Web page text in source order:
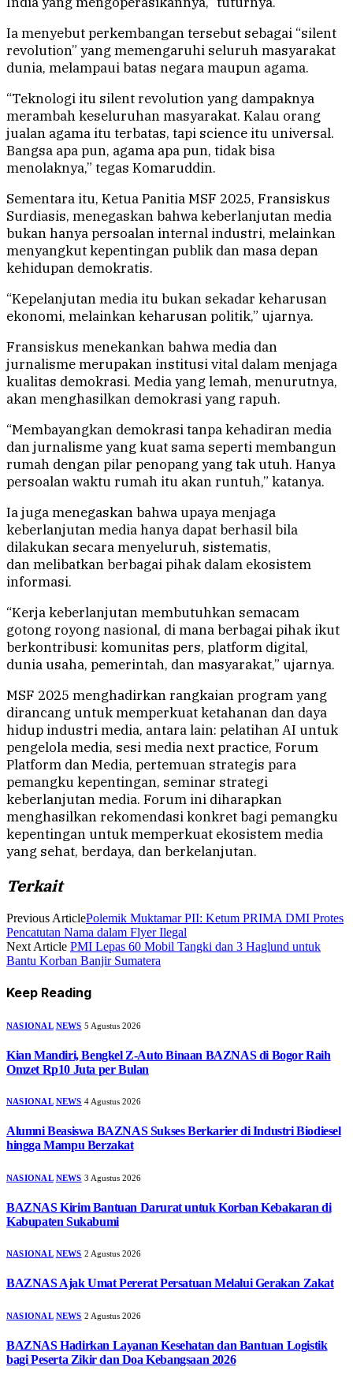
Ia menyebut perkembangan tersebut sebagai “silent
revolution” yang memengaruhi seluruh masyarakat
dunia, melampaui batas negara maupun agama.
“Teknologi itu silent revolution yang dampaknya
merambah keseluruhan masyarakat. Kalau orang
jualan agama itu terbatas, tapi science itu universal.
Bangsa apa pun, agama apa pun, tidak bisa
menolaknya,” tegas Komaruddin.
Sementara itu, Ketua Panitia MSF 2025, Fransiskus
Surdiasis, menegaskan bahwa keberlanjutan media
bukan hanya persoalan internal industri, melainkan
menyangkut kepentingan publik dan masa depan
kehidupan demokratis.
“Kepelanjutan media itu bukan sekadar keharusan
ekonomi, melainkan keharusan politik,” ujarnya.
Fransiskus menekankan bahwa media dan
jurnalisme merupakan institusi vital dalam menjaga
kualitas demokrasi. Media yang lemah, menurutnya,
akan menghasilkan demokrasi yang rapuh.
“Membayangkan demokrasi tanpa kehadiran media
dan jurnalisme yang kuat sama seperti membangun
rumah dengan pilar penopang yang tak utuh. Hanya
persoalan waktu rumah itu akan runtuh,” katanya.
Ia juga menegaskan bahwa upaya menjaga
keberlanjutan media hanya dapat berhasil bila
dilakukan secara menyeluruh, sistematis,
dan melibatkan berbagai pihak dalam ekosistem
informasi.
“Kerja keberlanjutan membutuhkan semacam
gotong royong nasional, di mana berbagai pihak ikut
berkontribusi: komunitas pers, platform digital,
dunia usaha, pemerintah, dan masyarakat,” ujarnya.
MSF 2025 menghadirkan rangkaian program yang
dirancang untuk memperkuat ketahanan dan daya
hidup industri media, antara lain: pelatihan AI untuk
pengelola media, sesi media next practice, Forum
Platform dan Media, pertemuan strategis para
pemangku kepentingan, seminar strategi
keberlanjutan media. Forum ini diharapkan
menghasilkan rekomendasi konkret bagi pemangku
kepentingan untuk memperkuat ekosistem media
yang sehat, berdaya, dan berkelanjutan.
Terkait
Previous ArticlePolemik Muktamar PII: Ketum PRIMA DMI Protes
Pencatutan Nama dalam Flyer Ilegal
Next Article PMI Lepas 60 Mobil Tangki dan 3 Haglund untuk
Bantu Korban Banjir Sumatera
Keep Reading
NASIONAL NEWS 5 Agustus 2026
Kian Mandiri, Bengkel Z-Auto Binaan BAZNAS di Bogor Raih
Omzet Rp10 Juta per Bulan
NASIONAL NEWS 4 Agustus 2026
Alumni Beasiswa BAZNAS Sukses Berkarier di Industri Biodiesel
hingga Mampu Berzakat
NASIONAL NEWS 3 Agustus 2026
BAZNAS Kirim Bantuan Darurat untuk Korban Kebakaran di
Kabupaten Sukabumi
NASIONAL NEWS 2 Agustus 2026
BAZNAS Ajak Umat Pererat Persatuan Melalui Gerakan Zakat
NASIONAL NEWS 2 Agustus 2026
BAZNAS Hadirkan Layanan Kesehatan dan Bantuan Logistik
bagi Peserta Zikir dan Doa Kebangsaan 2026